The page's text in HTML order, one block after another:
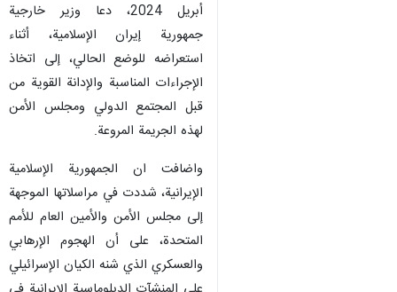
أبريل 2024، دعا وزير خارجية
جمهورية إيران الإسلامية، أثناء
استعراضه للوضع الحالي، إلى اتخاذ
الإجراءات المناسبة والإدانة القوية من
قبل المجتمع الدولي ومجلس الأمن
لهذه الجريمة المروعة.
واضافت ان الجمهورية الإسلامية
الإيرانية، شددت في مراسلاتها الموجهة
إلى مجلس الأمن والأمين العام للأمم
المتحدة، على أن الهجوم الإرهابي
والعسكري الذي شنه الكيان الإسرائيلي